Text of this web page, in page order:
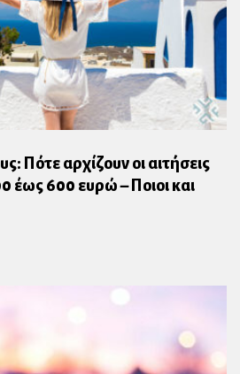
Πότε αρχίζουν οι αιτήσεις
έως 600 ευρώ – Ποιοι και